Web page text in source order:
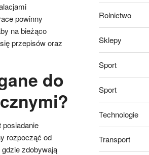
powinny
na bieżąco
przepisów oraz
do
rozpocząć od
zdobywają
Rolnictwo
Sklepy
Sport
Sport
Technologie
Transport